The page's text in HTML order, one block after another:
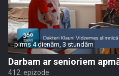
pirms 4 dienām, 3 stundām
Darbam ar senioriem
412. epizode